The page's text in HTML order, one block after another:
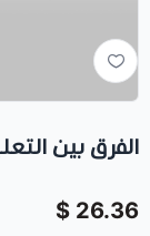
الفرق بين
26.36 $